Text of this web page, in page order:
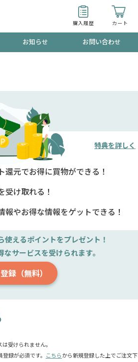
購入履歴 カート
贈る音声プログラム
お知らせ お問い合わせ
還元でお得に買物ができる！
受け取れる！
報やお得な情報をゲットできる！
特典を詳しく
使えるポイントをプレゼント！
なサービスを受けられます。
録（無料）
受けられません。
録が必須です。 こちらから新規登録した上でご注文下